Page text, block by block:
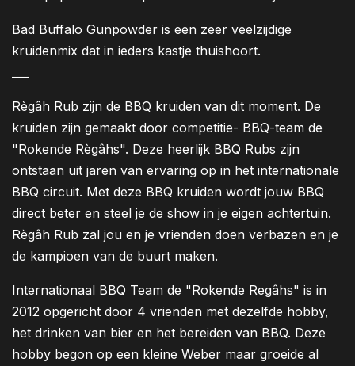
Bad Buffalo Gunpowder is een zeer veelzijdige
kruidenmix dat in ieders kastje thuishoort.
Règâh Rub zijn de BBQ kruiden van dit moment. De
kruiden zijn gemaakt door competitie- BBQ-team de
"Rokende Règâhs". Deze heerlijk BBQ Rubs zijn
ontstaan uit jaren van ervaring op in het internationale
BBQ circuit. Met deze BBQ kruiden wordt jouw BBQ
direct beter en steel je de show in je eigen achtertuin.
Règâh Rub zal jou en je vrienden doen verbazen en je
de kampioen van de buurt maken.
Internationaal BBQ Team de "Rokende Regâhs" is in
2012 opgericht door 4 vrienden met dezelfde hobby,
het drinken van bier en het bereiden van BBQ. Deze
hobby begon op een kleine Weber maar groeide al